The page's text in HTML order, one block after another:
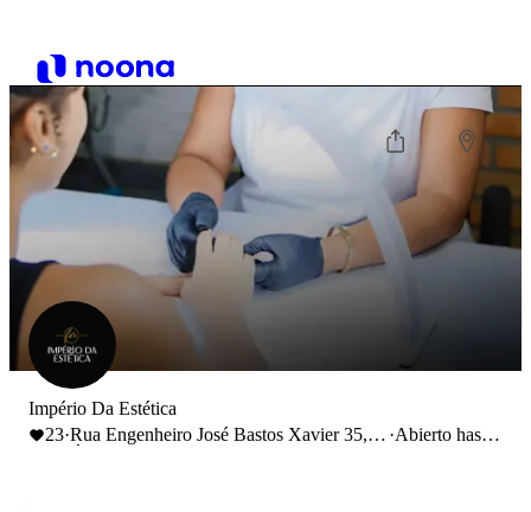
Império Da Estética
23·Rua Engenheiro José Bastos Xavier 35,
·Abierto hasta